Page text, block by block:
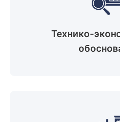
Технико-